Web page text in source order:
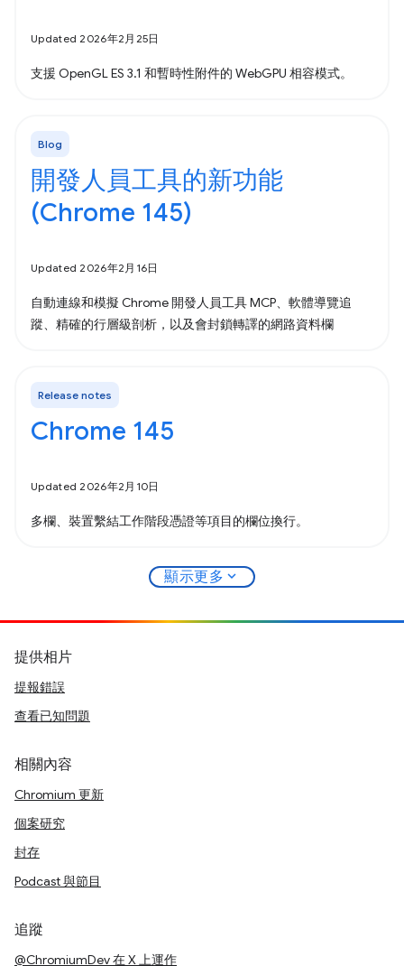
Updated 2026年2月25日
支援 OpenGL ES 3.1 和暫時性附件的 WebGPU 相容模式。
Blog
開發人員工具的新功能
(Chrome 145)
Updated 2026年2月16日
自動連線和模擬 Chrome 開發人員工具 MCP、軟體導覽追
蹤、精確的行層級剖析，以及會封鎖轉譯的網路資料欄
Release notes
Chrome 145
Updated 2026年2月10日
多欄、裝置繫結工作階段憑證等項目的欄位換行。
顯示更多 expand_more
提供相片
提報錯誤
查看已知問題
相關內容
Chromium 更新
個案研究
封存
Podcast 與節目
追蹤
@ChromiumDev 在 X 上運作